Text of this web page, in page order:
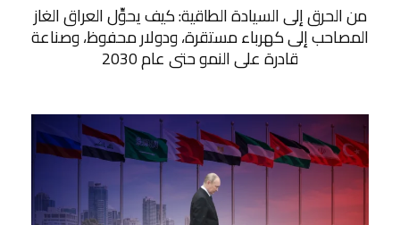
من الحرق إلى السيادة الطاقية: كيف يحوِّل العراق الغاز
المصاحب إلى كهرباء مستقرة، ودولار محفوظ، وصناعة
قادرة على النمو حتى عام 2030